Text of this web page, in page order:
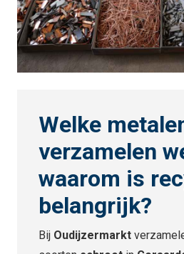
Welke
verzamelen
waarom is
belangrijk?
Bij Oudijzermarkt